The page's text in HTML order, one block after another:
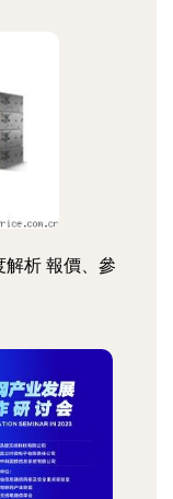
解析 報價、參